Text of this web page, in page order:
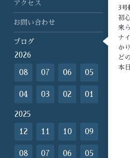
3号
初
来
ナ
か
ど
本
アクセス
お問い合わせ
ブログ
2026
08 07 06 05
04 03 02 01
2025
12 11 10 09
08 07 06 05